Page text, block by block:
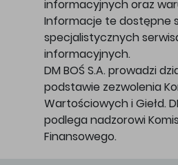
informacyjnych oraz
Informacje te dostępne
specjalistycznych
informacyjnych.
DM BOŚ S.A. prowadzi
podstawie zezwolenia
Wartościowych i Giełd.
podlega nadzorowi
Finansowego.